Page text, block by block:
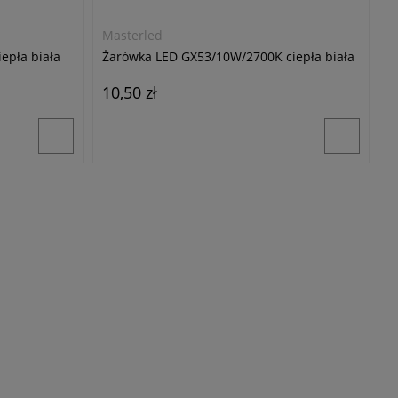
biała
Masterled
Żarówka LED GX53/10W/2700K ciepła biała
10,50 zł